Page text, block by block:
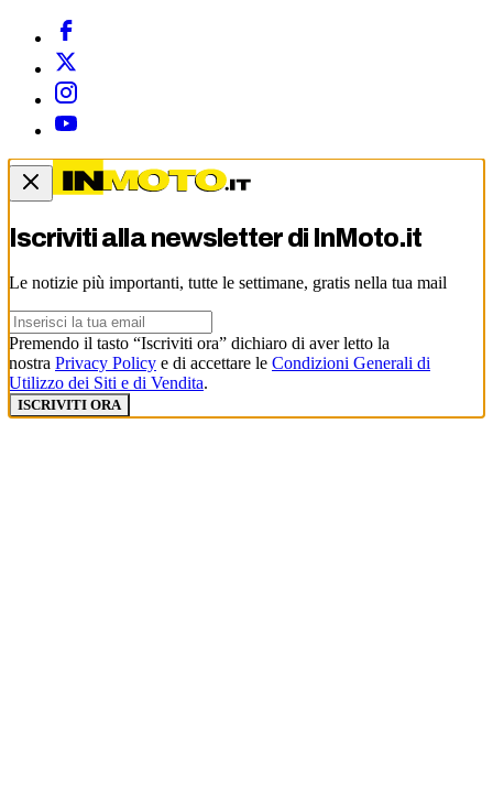
Iscriviti alla newsletter di InMoto.it
Le notizie più importanti, tutte le settimane, gratis nella tua mail
Premendo il tasto “Iscriviti ora” dichiaro di aver letto la
nostra Privacy Policy e di accettare le Condizioni Generali di
Utilizzo dei Siti e di Vendita.
ISCRIVITI ORA